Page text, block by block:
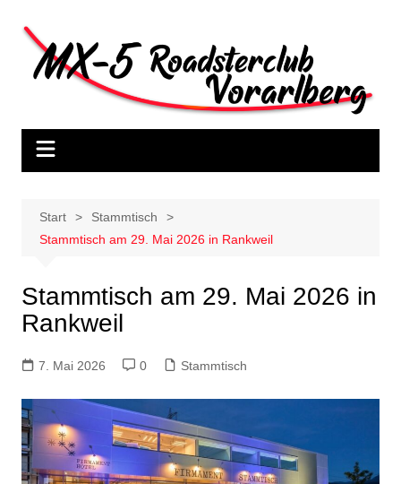
Inhalt
springen
Start
Stammtisch
Stammtisch am 29. Mai 2026 in Rankweil
Stammtisch am 29. Mai 2026 in
Rankweil
7. Mai 2026 0 Stammtisch